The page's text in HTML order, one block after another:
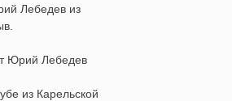
Лебедев из
Юрий Лебедев
из Карельской